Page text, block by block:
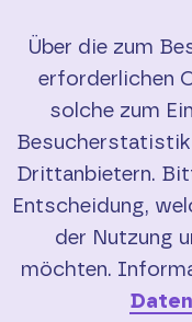
Sie sind hier:
Touren-Tipp
Über die zum
erforderlichen
solche zum
Besucherstatistik
Drittanbietern.
Entscheidung,
der Nutzung
möchten.